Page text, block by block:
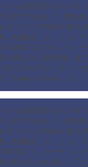
バル資産運用ならマイ
万円で安心した老後資
オフショア保険の個人
いを開始しました に
2024年12月からマレー
の購入から鍵引渡しま
対応するサポートサー
| Shoply News より
バル資産運用ならマイ
万円で安心した老後資
オフショア保険の個人
いを開始しました に
移住】インターナショ
ぶ時の思わぬ落とし穴